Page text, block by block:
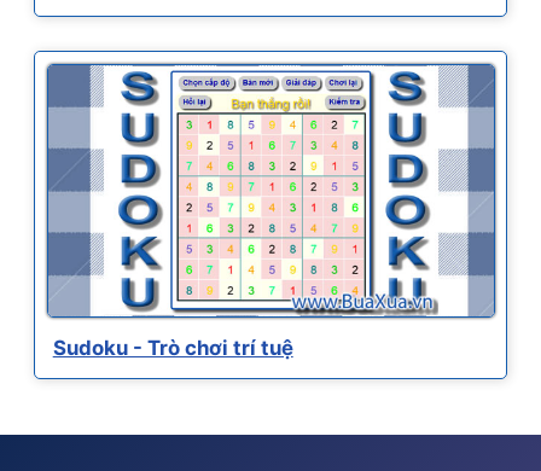
Sudoku - Trò chơi trí tuệ